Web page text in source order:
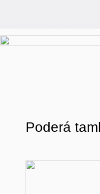
Poderá